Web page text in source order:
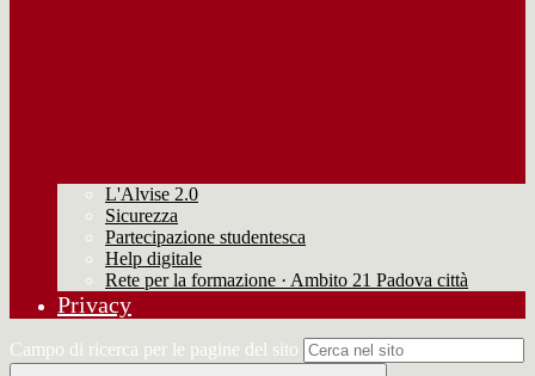
L'Alvise 2.0
Sicurezza
Partecipazione studentesca
Help digitale
Rete per la formazione · Ambito 21 Padova città
Privacy
Campo di ricerca per le pagine del sito